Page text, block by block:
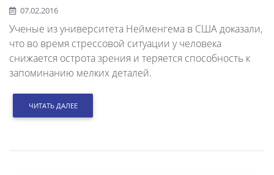
07.02.2016
Ученые из университета Нейменгема в США доказали,
что во время стрессовой ситуации у человека
снижается острота зрения и теряется способность к
запоминанию мелких деталей.
ЧИТАТЬ ДАЛЕЕ